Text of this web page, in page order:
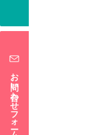
お問い合わせフォーム